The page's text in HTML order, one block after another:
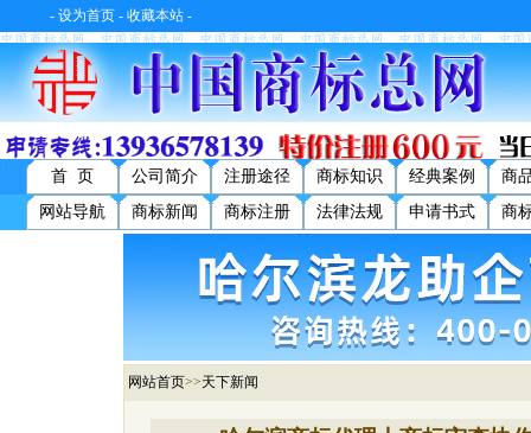
- 设为首页 - 收藏本站 -
首 页 公司简介 注册途径 商标知识 经典案例
商
网站导航
商标新闻 商标注册 法律法规 申请书式 商
网站首页>>天下新闻